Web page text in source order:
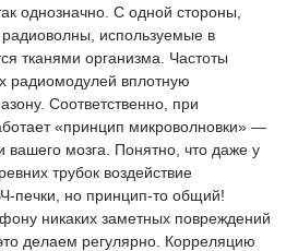
однозначно. С одной стороны,
радиоволны, используемые в
тканями организма. Частоты
радиомодулей вплотную
Соответственно, при
«принцип микроволновки» —
вашего мозга. Понятно, что даже у
трубок воздействие
печки, но принцип-то общий!
никаких заметных повреждений
делаем регулярно. Корреляцию